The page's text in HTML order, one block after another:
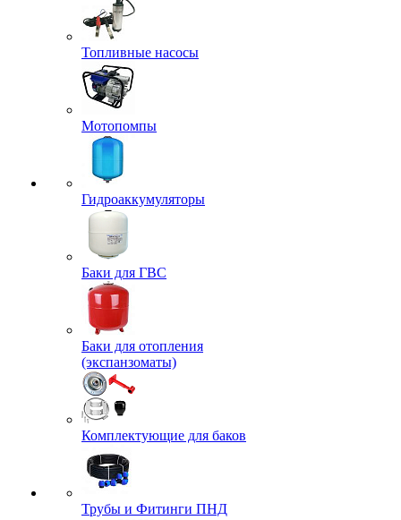
Топливные насосы
Мотопомпы
Гидроаккумуляторы
Баки для ГВС
Баки для отопления
(экспанзоматы)
Комплектующие для баков
Трубы и Фитинги ПНД